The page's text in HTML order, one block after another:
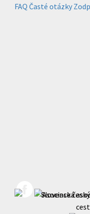
FAQ Časté otázky